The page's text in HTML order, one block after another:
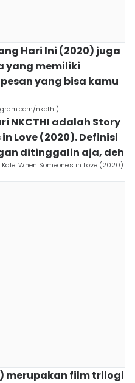
Hari Ini (2020) juga
yang memiliki
yang bisa kamu
nkcthi)
NKCTHI adalah Story
Love (2020). Definisi
ditinggalin aja, deh
When Someone's in Love (2020).
merupakan film trilogi